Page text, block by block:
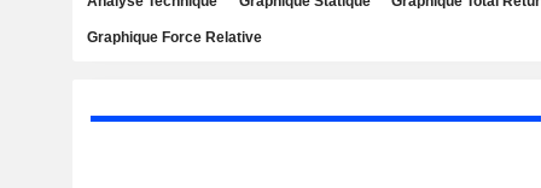
Graphique Force Relative